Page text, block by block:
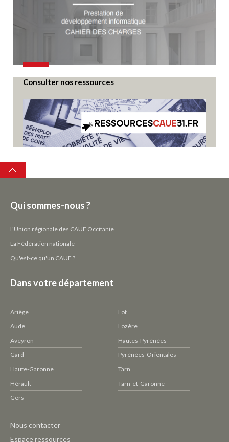
Consulter nos ressources
Top
Qui sommes-nous ?
L'Union régionale des CAUE Occitanie
La Fédération nationale
Qu'est-ce qu'un CAUE ?
Dans votre département
Ariège
Aude
Aveyron
Gard
Haute-Garonne
Hérault
Gers
Lot
Lozère
Hautes-Pyrénées
Pyrénées-Orientales
Tarn
Tarn-et-Garonne
Pied
de
Nous contacter
Espace ressources